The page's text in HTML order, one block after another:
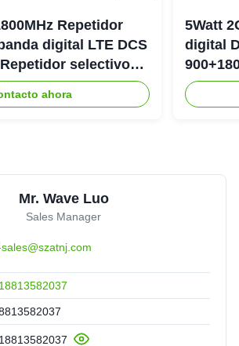
Repetidor
digital LTE DCS
selectivo
ahora
5Watt
digital
DAS
Mr. Wave Luo
Sales Manager